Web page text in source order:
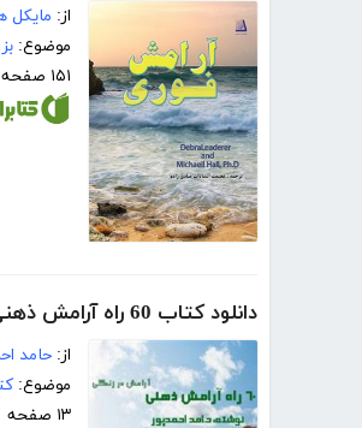
از: مایکل
موضوع:
۱۵۱ صفحه
دانلود کتاب 60 راه آرامش ذهنی
از: حامد
موضوع:
۱۳ صفحه